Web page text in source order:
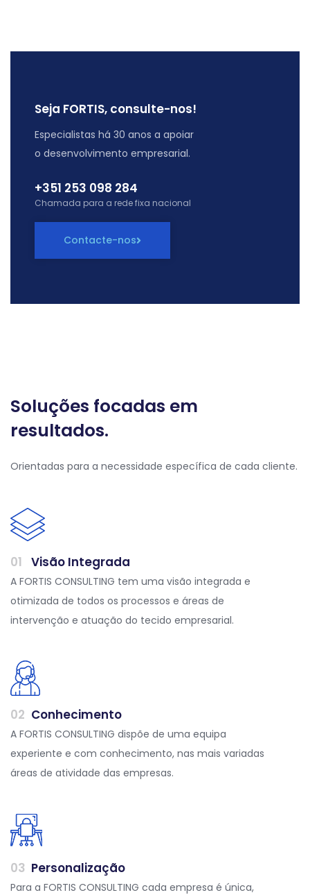
Seja FORTIS, consulte-nos!
Especialistas há 30 anos a apoiar
o desenvolvimento empresarial.
+351 253 098 284
Chamada para a rede fixa nacional
Contacte-nos
Soluções focadas em
resultados.
Orientadas para a necessidade específica de cada cliente.
Visão Integrada
01
A FORTIS CONSULTING tem uma visão integrada e
otimizada de todos os processos e áreas de
intervenção e atuação do tecido empresarial.
Conhecimento
02
A FORTIS CONSULTING dispõe de uma equipa
experiente e com conhecimento, nas mais variadas
áreas de atividade das empresas.
Personalização
03
Para a FORTIS CONSULTING cada empresa é única,